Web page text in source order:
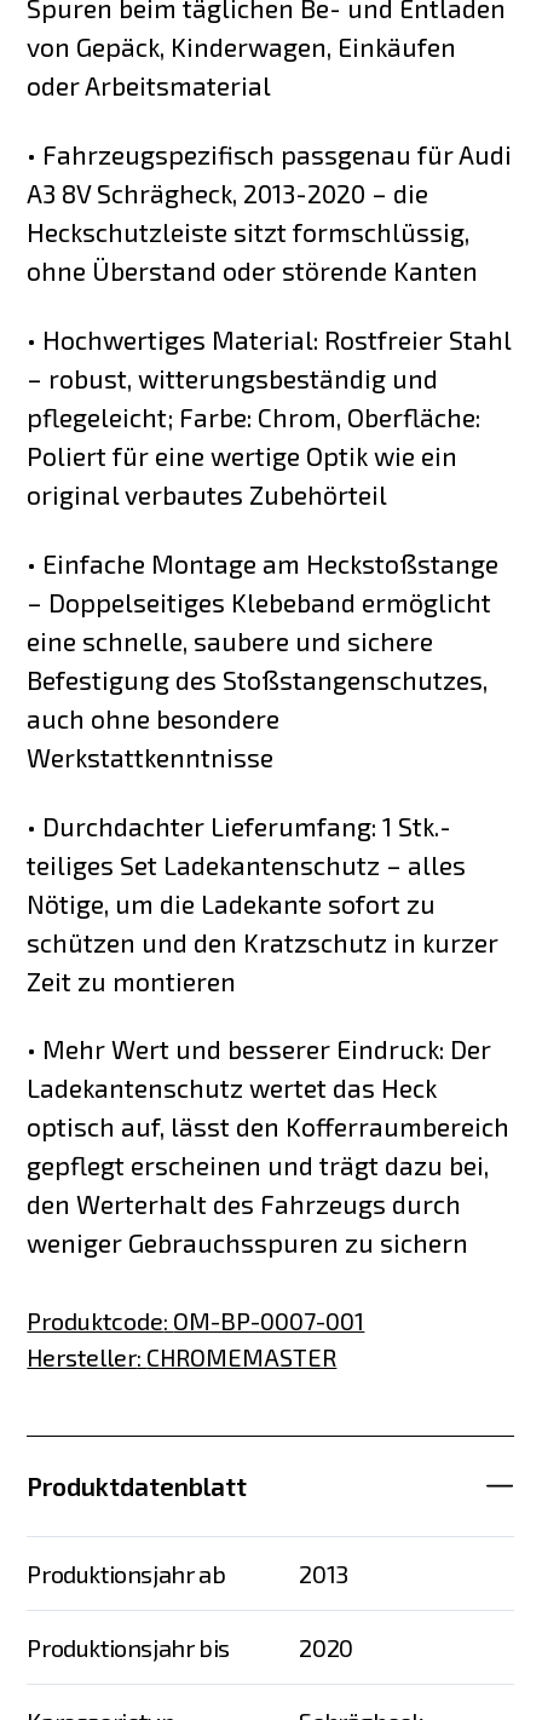
Spuren beim täglichen Be- und Entladen
von Gepäck, Kinderwagen, Einkäufen
oder Arbeitsmaterial
• Fahrzeugspezifisch passgenau für Audi
A3 8V Schrägheck, 2013-2020 – die
Heckschutzleiste sitzt formschlüssig,
ohne Überstand oder störende Kanten
• Hochwertiges Material: Rostfreier Stahl
– robust, witterungsbeständig und
pflegeleicht; Farbe: Chrom, Oberfläche:
Poliert für eine wertige Optik wie ein
original verbautes Zubehörteil
• Einfache Montage am Heckstoßstange
– Doppelseitiges Klebeband ermöglicht
eine schnelle, saubere und sichere
Befestigung des Stoßstangenschutzes,
auch ohne besondere
Werkstattkenntnisse
• Durchdachter Lieferumfang: 1 Stk.-
teiliges Set Ladekantenschutz – alles
Nötige, um die Ladekante sofort zu
schützen und den Kratzschutz in kurzer
Zeit zu montieren
• Mehr Wert und besserer Eindruck: Der
Ladekantenschutz wertet das Heck
optisch auf, lässt den Kofferraumbereich
gepflegt erscheinen und trägt dazu bei,
den Werterhalt des Fahrzeugs durch
weniger Gebrauchsspuren zu sichern
Produktcode: OM-BP-0007-001
Hersteller: CHROMEMASTER
Produktdatenblatt
Produktionsjahr ab 2013
Produktionsjahr bis 2020